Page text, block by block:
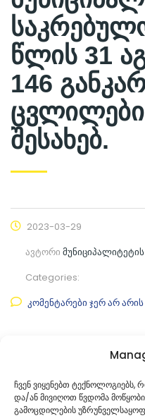
ჩვენ ვიყენებთ ტექნოლოგიებს,
და/ან მივიღოთ წვდომა
გამოცდილების
წლის 31
146
შესახებ.
2023-03-29
ავტორი
Categories:
კომენტარები ჯერ არ არის
ფაილის ნახვა
ფაილის ტიპი:pdf
კატეგორია